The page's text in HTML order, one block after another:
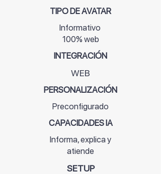
TIPO DE AVATAR
Informativo
100% web
INTEGRACIÓN
WEB
PERSONALIZACIÓN
Preconfigurado
CAPACIDADES IA
Informa, explica y
atiende
SETUP